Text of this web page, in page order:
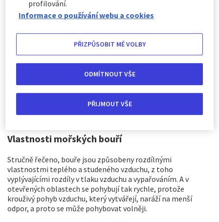
Vlastnosti mořských bouří
Stručně řečeno, bouře jsou způsobeny rozdílnými
vlastnostmi teplého a studeného vzduchu, z toho
vyplývajícími rozdíly v tlaku vzduchu a vypařováním. A v
otevřených oblastech se pohybují tak rychle, protože
krouživý pohyb vzduchu, který vytvářejí, naráží na menší
odpor, a proto se může pohybovat volněji.
profilování.
Informace o používání webu a cookies
PŘIZPŮSOBIT MÉ VOLBY
ODMÍTNOUT VŠE
PŘIJMOUT VŠE